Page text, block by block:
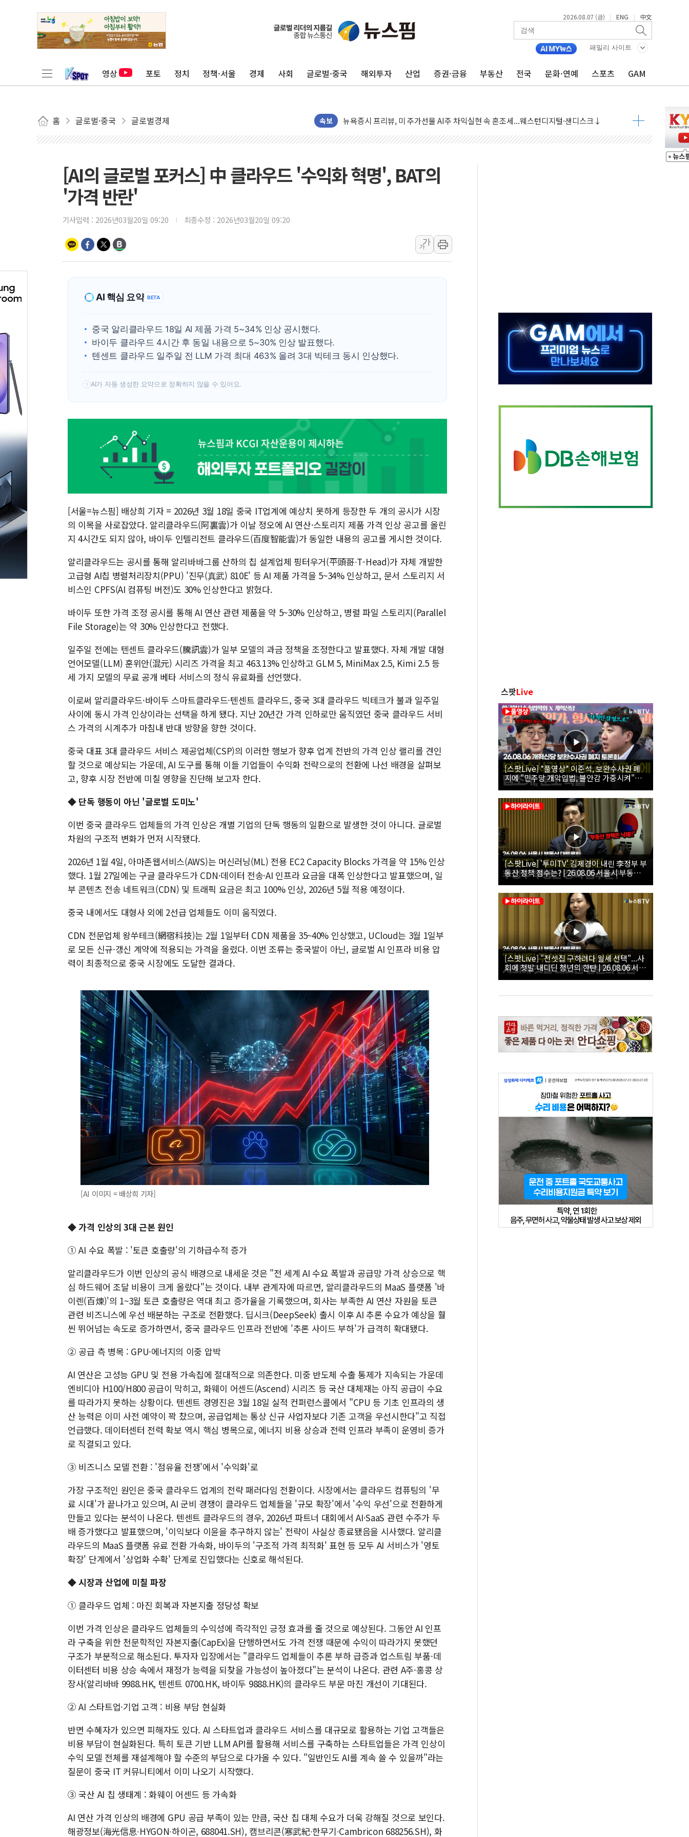
2026.08.07 (금) | ENG | 中文
패밀리 사이트
영상 포토 정치 정책·서울 경제 사회 글로벌·중국 해외투자 산업 증권·금융 부동산 전국 문화·연예 스포츠 GAM
홈 글로벌·중국 글로벌경제 속보
유럽증시, 견조한 실적 소화하며 대부분 상승… "2분기 기업 순이익 21% 증가" 전망
리투아니아 국방 "러, 우크라 드론으로 나토 회원국 공격 검토… 거짓 깃발 작전"
뉴욕증시 개장 전 특징주...모더나·아이온큐·도어대시↑ VS 샌디스크·피그마·앱러빈↓
김정관 장관 "영업이익 N% 성과급 반대…상법·자본시장법 개정 논의"
청와대, 북한 단거리 탄도미사일 발사에 긴급 안보 점검회의
금값 7주 만에 최고…美 고용 둔화·호르무즈 재개방 기대에 강세
러, 1인칭시점 드론으로 우크라 민간인 '사파리' 공격… 시민들 공포감 극대화 전략
[베트남 증시] 지수 하락 속 'DGC' 임시 주총 기대감에 홀로 상한가…마진 잔액은 사상 최고
해군 1함대 창설 80주년…지역과 함께하는 '선봉'의 대민 봉사
[3보] 북, 원산서 동해로 단거리 탄도미사일 1발 발사… 올해 10번째·42일 만 도발
구미 폐염산처리업체서 불 2시간30여분만에 진화...외국인 노동자 숨져
[AI의 글로벌 포커스] 中 클라우드 '수익화 혁명', BAT의
'가격 반란'
기사입력 : 2026년03월20일 09:20 최종수정 : 2026년03월20일 09:20
가
가
AI 핵심 요약 BETA
중국 알리클라우드 18일 AI 제품 가격 5~34% 인상 공시했다.
바이두 클라우드 4시간 후 동일 내용으로 5~30% 인상 발표했다.
텐센트 클라우드 일주일 전 LLM 가격 최대 463% 올려 3대 빅테크 동시 인상했다.
! AI가 자동 생성한 요약으로 정확하지 않을 수 있어요.
[서울=뉴스핌] 배상희 기자 = 2026년 3월 18일 중국 IT업계에 예상치 못하게 등장한 두 개의 공시가 시장
의 이목을 사로잡았다. 알리클라우드(阿裏雲)가 이날 정오에 AI 연산·스토리지 제품 가격 인상 공고를 올린
지 4시간도 되지 않아, 바이두 인텔리전트 클라우드(百度智能雲)가 동일한 내용의 공고를 게시한 것이다.
알리클라우드는 공시를 통해 알리바바그룹 산하의 칩 설계업체 핑터우거(平頭哥∙T-Head)가 자체 개발한
고급형 AI칩 병렬처리장치(PPU) '진무(真武) 810E' 등 AI 제품 가격을 5~34% 인상하고, 문서 스토리지 서
비스인 CPFS(AI 컴퓨팅 버전)도 30% 인상한다고 밝혔다.
바이두 또한 가격 조정 공시를 통해 AI 연산 관련 제품을 약 5~30% 인상하고, 병렬 파일 스토리지(Parallel
File Storage)는 약 30% 인상한다고 전했다.
일주일 전에는 텐센트 클라우드(騰訊雲)가 일부 모델의 과금 정책을 조정한다고 발표했다. 자체 개발 대형
언어모델(LLM) 훈위안(混元) 시리즈 가격을 최고 463.13% 인상하고 GLM 5, MiniMax 2.5, Kimi 2.5 등
세 가지 모델의 무료 공개 베타 서비스의 정식 유료화를 선언했다.
이로써 알리클라우드·바이두 스마트클라우드·텐센트 클라우드, 중국 3대 클라우드 빅테크가 불과 일주일
사이에 동시 가격 인상이라는 선택을 하게 됐다. 지난 20년간 가격 인하로만 움직였던 중국 클라우드 서비
스 가격의 시계추가 마침내 반대 방향을 향한 것이다.
중국 대표 3대 클라우드 서비스 제공업체(CSP)의 이러한 행보가 향후 업계 전반의 가격 인상 랠리를 견인
할 것으로 예상되는 가운데, AI 도구를 통해 이들 기업들이 수익화 전략으로의 전환에 나선 배경을 살펴보
고, 향후 시장 전반에 미칠 영향을 진단해 보고자 한다.
◆ 단독 행동이 아닌 '글로벌 도미노'
이번 중국 클라우드 업체들의 가격 인상은 개별 기업의 단독 행동의 일환으로 발생한 것이 아니다. 글로벌
차원의 구조적 변화가 먼저 시작됐다.
2026년 1월 4일, 아마존웹서비스(AWS)는 머신러닝(ML) 전용 EC2 Capacity Blocks 가격을 약 15% 인상
했다. 1월 27일에는 구글 클라우드가 CDN·데이터 전송·AI 인프라 요금을 대폭 인상한다고 발표했으며, 일
부 콘텐츠 전송 네트워크(CDN) 및 트래픽 요금은 최고 100% 인상, 2026년 5월 적용 예정이다.
중국 내에서도 대형사 외에 2선급 업체들도 이미 움직였다.
CDN 전문업체 왕쑤테크(網宿科技)는 2월 1일부터 CDN 제품을 35~40% 인상했고, UCloud는 3월 1일부
로 모든 신규·갱신 계약에 적용되는 가격을 올렸다. 이번 조류는 중국발이 아닌, 글로벌 AI 인프라 비용 압
력이 최종적으로 중국 시장에도 도달한 결과다.
[AI 이미지 = 배상희 기자]
◆ 가격 인상의 3대 근본 원인
① AI 수요 폭발 : '토큰 호출량'의 기하급수적 증가
알리클라우드가 이번 인상의 공식 배경으로 내세운 것은 "전 세계 AI 수요 폭발과 공급망 가격 상승으로 핵
심 하드웨어 조달 비용이 크게 올랐다"는 것이다. 내부 관계자에 따르면, 알리클라우드의 MaaS 플랫폼 '바
이렌(百煉)'의 1~3월 토큰 호출량은 역대 최고 증가율을 기록했으며, 회사는 부족한 AI 연산 자원을 토큰
관련 비즈니스에 우선 배분하는 구조로 전환했다. 딥시크(DeepSeek) 출시 이후 AI 추론 수요가 예상을 훨
씬 뛰어넘는 속도로 증가하면서, 중국 클라우드 인프라 전반에 '추론 사이드 부하'가 급격히 확대됐다.
② 공급 측 병목 : GPU·에너지의 이중 압박
AI 연산은 고성능 GPU 및 전용 가속칩에 절대적으로 의존한다. 미중 반도체 수출 통제가 지속되는 가운데
엔비디아 H100/H800 공급이 막히고, 화웨이 어센드(Ascend) 시리즈 등 국산 대체재는 아직 공급이 수요
를 따라가지 못하는 상황이다. 텐센트 경영진은 3월 18일 실적 컨퍼런스콜에서 "CPU 등 기초 인프라의 생
산 능력은 이미 사전 예약이 꽉 찼으며, 공급업체는 통상 신규 사업자보다 기존 고객을 우선시한다"고 직접
언급했다. 데이터센터 전력 확보 역시 핵심 병목으로, 에너지 비용 상승과 전력 인프라 부족이 운영비 증가
로 직결되고 있다.
③ 비즈니스 모델 전환 : '점유율 전쟁'에서 '수익화'로
가장 구조적인 원인은 중국 클라우드 업계의 전략 패러다임 전환이다. 시장에서는 클라우드 컴퓨팅의 '무
료 시대'가 끝나가고 있으며, AI 군비 경쟁이 클라우드 업체들을 '규모 확장'에서 '수익 우선'으로 전환하게
만들고 있다는 분석이 나온다. 텐센트 클라우드의 경우, 2026년 파트너 대회에서 AI·SaaS 관련 수주가 두
배 증가했다고 발표했으며, '이익보다 이윤을 추구하지 않는' 전략이 사실상 종료됐음을 시사했다. 알리클
라우드의 MaaS 플랫폼 유료 전환 가속화, 바이두의 '구조적 가격 최적화' 표현 등 모두 AI 서비스가 '영토
확장' 단계에서 '상업화 수확' 단계로 진입했다는 신호로 해석된다.
◆ 시장과 산업에 미칠 파장
① 클라우드 업체 : 마진 회복과 자본지출 정당성 확보
이번 가격 인상은 클라우드 업체들의 수익성에 즉각적인 긍정 효과를 줄 것으로 예상된다. 그동안 AI 인프
라 구축을 위한 천문학적인 자본지출(CapEx)을 단행하면서도 가격 전쟁 때문에 수익이 따라가지 못했던
구조가 부분적으로 해소된다. 투자자 입장에서는 "클라우드 업체들이 추론 부하 급증과 업스트림 부품·데
이터센터 비용 상승 속에서 재정가 능력을 되찾을 가능성이 높아졌다"는 분석이 나온다. 관련 A주·홍콩 상
장사(알리바바 9988.HK, 텐센트 0700.HK, 바이두 9888.HK)의 클라우드 부문 마진 개선이 기대된다.
② AI 스타트업·기업 고객 : 비용 부담 현실화
반면 수혜자가 있으면 피해자도 있다. AI 스타트업과 클라우드 서비스를 대규모로 활용하는 기업 고객들은
비용 부담이 현실화된다. 특히 토큰 기반 LLM API를 활용해 서비스를 구축하는 스타트업들은 가격 인상이
수익 모델 전체를 재설계해야 할 수준의 부담으로 다가올 수 있다. "일반인도 AI를 계속 쓸 수 있을까"라는
질문이 중국 IT 커뮤니티에서 이미 나오기 시작했다.
③ 국산 AI 칩 생태계 : 화웨이 어센드 등 가속화
AI 연산 가격 인상의 배경에 GPU 공급 부족이 있는 만큼, 국산 칩 대체 수요가 더욱 강해질 것으로 보인다.
해광정보(海光信息∙HYGON∙하이곤, 688041.SH), 캠브리콘(寒武紀∙한무기∙Cambricon 688256.SH), 화
스팟Live
[스팟Live] *풀영상* 이준석, 보완수사권 폐
지에 "민주당 개악입법, 불안감 가중시켜"｜
26.08.06 개혁신당 보완수사권 폐지 토론회
[스팟Live] '투미TV' 김제경이 내린 李정부 부
동산 정책 점수는? | 26.08.06 서울시 부동산
대토론회
[스팟Live] "전셋집 구하려다 월세 선택"...사
회에 첫발 내디딘 청년의 한탄 | 26.08.06 서울
시 부동산 대토론회